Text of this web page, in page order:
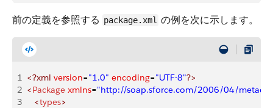
前の定義を参照する package.xml の例を次に示します。
1 <?xml version="1.0" encoding="UTF-8"?>
2 <Package xmlns="http://soap.sforce.com/2006/04/
3
   <
types>